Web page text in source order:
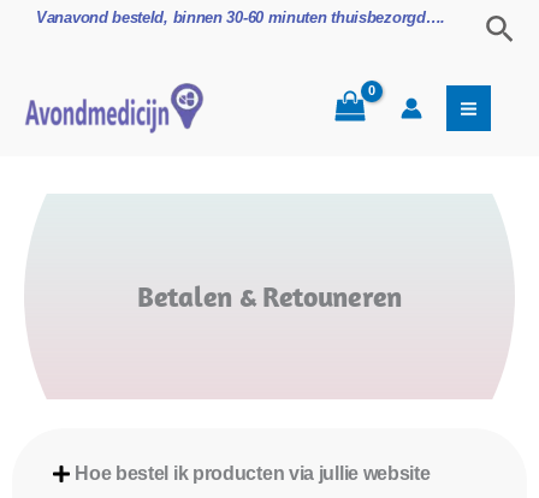
inhoud
Vanavond besteld, binnen 30-60 minuten thuisbezorgd….
Betalen & Retouneren
Hoe bestel ik producten via jullie website